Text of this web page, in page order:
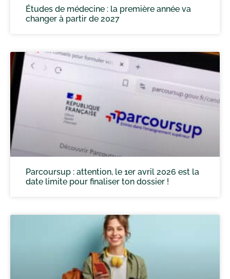
Études de médecine : la première année va
changer à partir de 2027
Parcoursup : attention, le 1er avril 2026 est la
date limite pour finaliser ton dossier !